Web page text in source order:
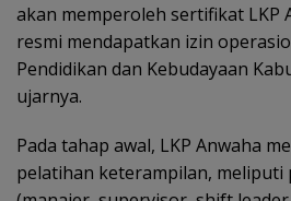
akan memperoleh sertifikat LKP
resmi mendapatkan izin
Pendidikan dan Kebudayaan
ujarnya.
Pada tahap awal, LKP Anwaha
pelatihan keterampilan,